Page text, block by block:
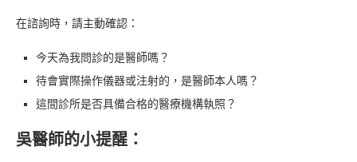
在諮詢時，請主動確認：
今天為我問診的是醫師嗎？
待會實際操作儀器或注射的，是醫師本人嗎？
這間診所是否具備合格的醫療機構執照？
吳醫師的小提醒：